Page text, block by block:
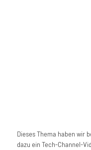
Dieses Thema haben wir
dazu ein Tech-Channel-